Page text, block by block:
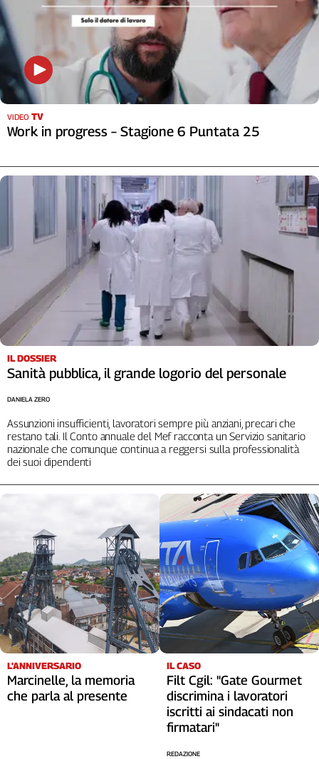
Sassolino
Linea
Economica
Tech
It
Easy
Idea
Diffusa
Progress
L'Italia
nel
Lavoro
Territori
Abruzzo-
Molise
Alto
Adige
Basilicata
Emilia-
Romagna
Friuli
Venezia
Giulia
Lazio
Liguria
Lombardia
Marche
Piemonte
VIDEO TV
Work in progress – Stagione 6 Puntata 25
IL DOSSIER
Sanità pubblica, il grande logorio del personale
Assunzioni insufficienti, lavoratori sempre più anziani, precari che
restano tali. Il Conto annuale del Mef racconta un Servizio sanitario
nazionale che comunque continua a reggersi sulla professionalità
dei suoi dipendenti
DANIELA ZERO
L'ANNIVERSARIO
Marcinelle, la memoria
che parla al presente
IL CASO
Filt Cgil: "Gate Gourmet
discrimina i lavoratori
iscritti ai sindacati non
firmatari"
REDAZIONE